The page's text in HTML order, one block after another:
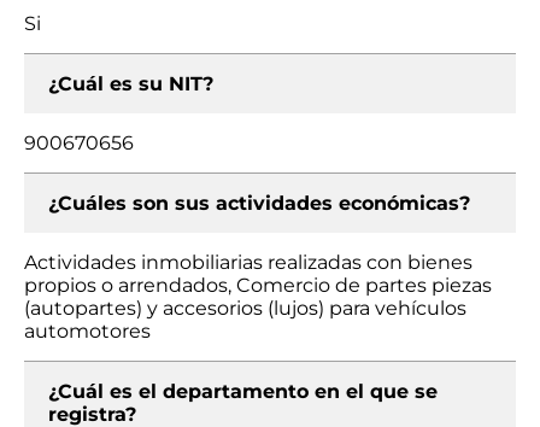
Si
¿Cuál es su NIT?
900670656
¿Cuáles son sus actividades económicas?
Actividades inmobiliarias realizadas con bienes
propios o arrendados, Comercio de partes piezas
(autopartes) y accesorios (lujos) para vehículos
automotores
¿Cuál es el departamento en el que se
registra?